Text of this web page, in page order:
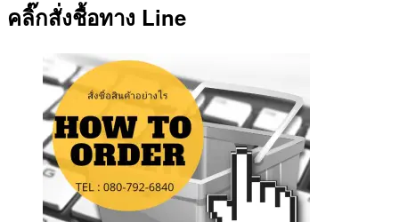
คลิ๊กสั่งชื้อทาง Line